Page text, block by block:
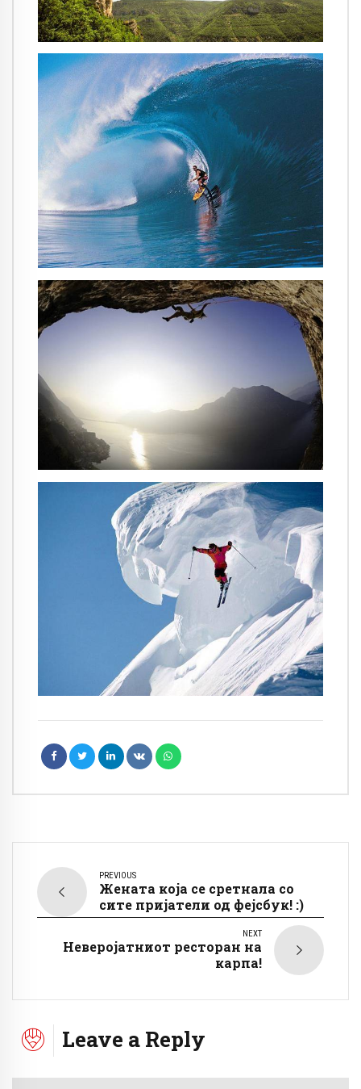
PREVIOUS
Жената која се сретнала со
сите пријатели од фејсбук! :)
NEXT
Неверојатниот ресторан на
карпа!
Leave a Reply